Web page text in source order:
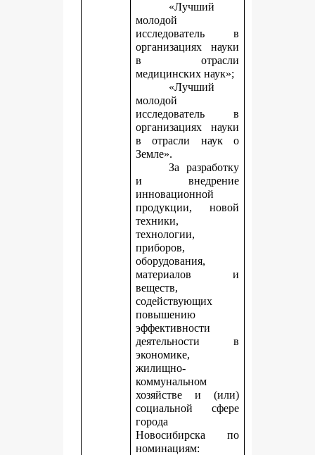
«Лучший
молодой
исследователь в
организациях науки
в отрасли
медицинских наук»;
«Лучший
молодой
исследователь в
организациях науки
в отрасли наук о
Земле».
За разработку
и внедрение
инновационной
продукции, новой
техники,
технологии,
приборов,
оборудования,
материалов и
веществ,
содействующих
повышению
эффективности
деятельности в
экономике,
жилищно-
коммунальном
хозяйстве и (или)
социальной сфере
города
Новосибирска по
номинациям: